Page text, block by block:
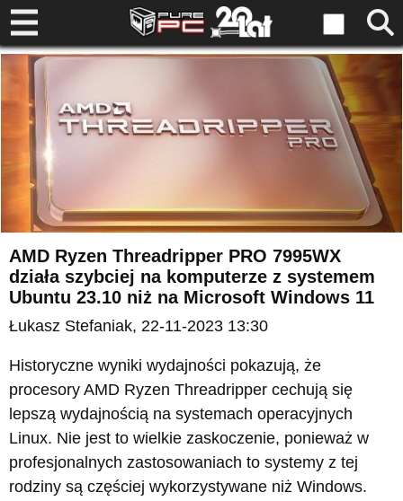
AMD Ryzen Threadripper PRO 7995WX
działa szybciej na komputerze z systemem
Ubuntu 23.10 niż na Microsoft Windows 11
Łukasz Stefaniak, 22-11-2023 13:30
Historyczne wyniki wydajności pokazują, że
procesory AMD Ryzen Threadripper cechują się
lepszą wydajnością na systemach operacyjnych
Linux. Nie jest to wielkie zaskoczenie, ponieważ w
profesjonalnych zastosowaniach to systemy z tej
rodziny są częściej wykorzystywane niż Windows.